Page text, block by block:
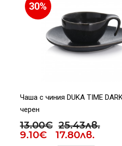
30%
Чаша с чиния DUKA TIME
черен
13.00€ 25.43лв.
9.10€ 17.80лв.